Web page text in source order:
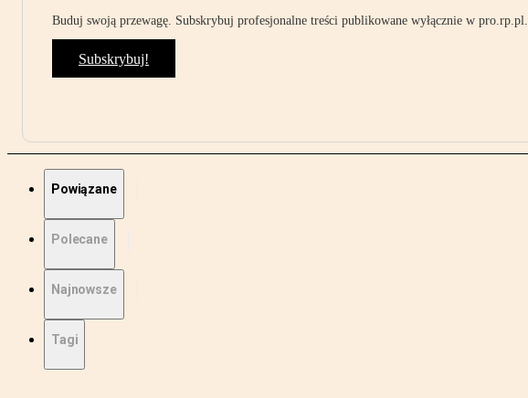
Buduj swoją przewagę. Subskrybuj profesjonalne treści publikowane wyłącznie w pro.rp.pl.
Subskrybuj!
Powiązane
Polecane
Najnowsze
Tagi